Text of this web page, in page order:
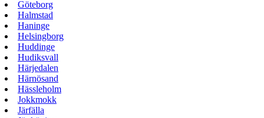
Göteborg
Halmstad
Haninge
Helsingborg
Huddinge
Hudiksvall
Härjedalen
Härnösand
Hässleholm
Jokkmokk
Järfälla